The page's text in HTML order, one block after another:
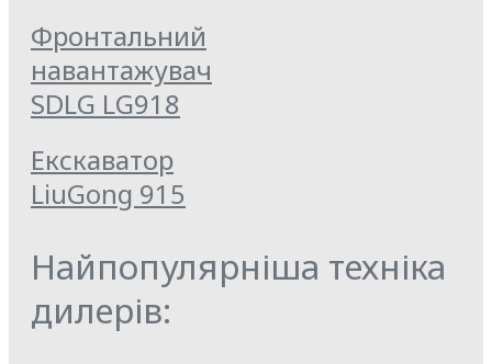
Фронтальний
навантажувач
SDLG LG918
Екскаватор
LiuGong 915
Найпопулярніша техніка
дилерів: